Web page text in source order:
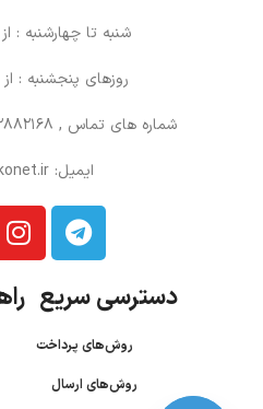
شنبه تا چهارشنبه : از
روزهای پنجشنبه : از
شماره های تماس , 09212882168 , 09352266546
ایمیل: info@pikonet.ir
دسترسی سریع
روش‌های پرداخت
روش‌های ارسال